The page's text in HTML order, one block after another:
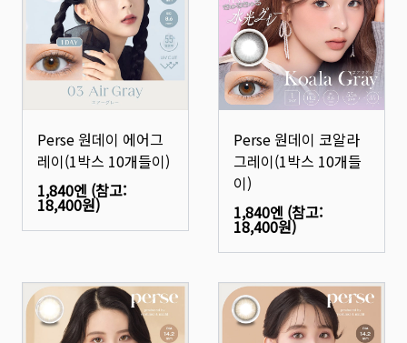
Perse 원데이 에어그
레이(1박스 10개들이)
1,840엔 (참고:
18,400원)
Perse 원데이 코알라
그레이(1박스 10개들
이)
1,840엔 (참고:
18,400원)